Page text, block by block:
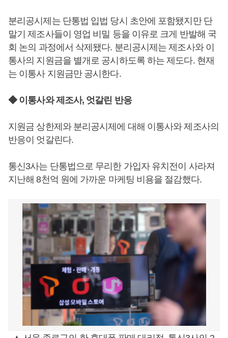
분리공시제는 단통법 입법 당시 초안에 포함됐지만 단
말기 제조사들이 영업 비밀 등을 이유로 크게 반발해 국
회 논의 과정에서 삭제됐다. 분리공시제는 제조사와 이
통사의 지원금을 별개로 공시하도록 하는 제도다. 현재
는 이통사 지원금만 공시한다.
◆ 이통사와 제조사, 엇갈린 반응
지원금 상한제와 분리공시제에 대해 이통사와 제조사의
반응이 엇갈린다.
통신3사는 단통법으로 무리한 가입자 유치전이 사라져
지난해 8천억 원에 가까운 마케팅 비용을 절감했다.